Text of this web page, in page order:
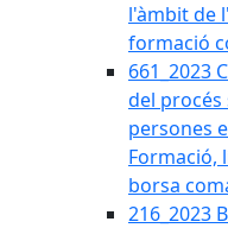
l'àmbit de
formació
661_2023
del procés
persones
Formació,
borsa
216_2023